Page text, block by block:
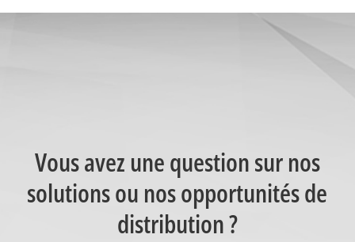
Vous avez une question sur nos
solutions ou nos opportunités de
distribution ?